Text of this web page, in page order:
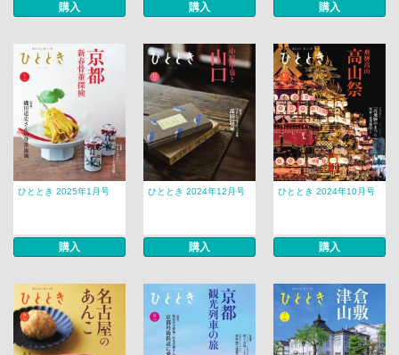
購入 購入 購入
ひととき 2025年1月号
購入
ひととき 2024年12月号
購入
ひととき 2024年10月号
購入